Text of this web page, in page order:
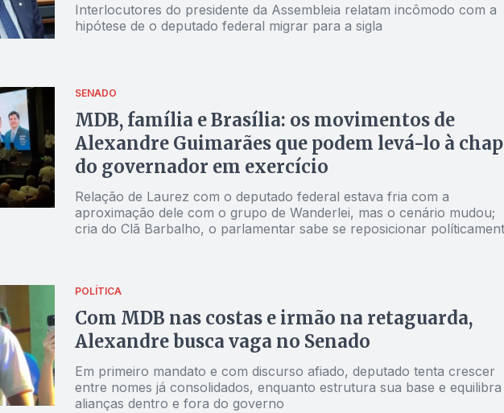
Interlocutores do presidente da Assembleia relatam incômodo com a
hipótese de o deputado federal migrar para a sigla
SENADO
MDB, família e Brasília: os movimentos de
Alexandre Guimarães que podem levá-lo à
do governador em exercício
Relação de Laurez com o deputado federal estava fria com a
aproximação dele com o grupo de Wanderlei, mas o cenário mudou;
cria do Clã Barbalho, o parlamentar sabe se reposicionar
POLÍTICA
Com MDB nas costas e irmão na retaguarda,
Alexandre busca vaga no Senado
Em primeiro mandato e com discurso afiado, deputado tenta crescer
entre nomes já consolidados, enquanto estrutura sua base e equilibra
alianças dentro e fora do governo